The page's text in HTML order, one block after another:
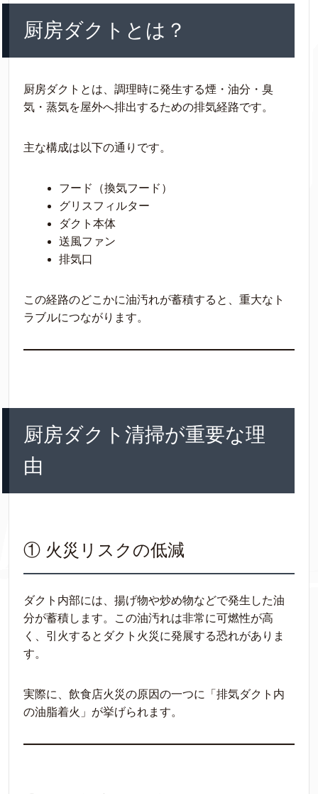
厨房ダクトとは？
厨房ダクトとは、調理時に発生する煙・油分・臭
気・蒸気を屋外へ排出するための排気経路です。
主な構成は以下の通りです。
フード（換気フード）
グリスフィルター
ダクト本体
送風ファン
排気口
この経路のどこかに油汚れが蓄積すると、重大なト
ラブルにつながります。
厨房ダクト清掃が重要な理
由
① 火災リスクの低減
ダクト内部には、揚げ物や炒め物などで発生した油
分が蓄積します。この油汚れは非常に可燃性が高
く、引火するとダクト火災に発展する恐れがありま
す。
実際に、飲食店火災の原因の一つに「排気ダクト内
の油脂着火」が挙げられます。